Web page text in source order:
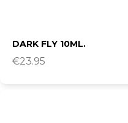
DARK FLY 10ML.
€23.95